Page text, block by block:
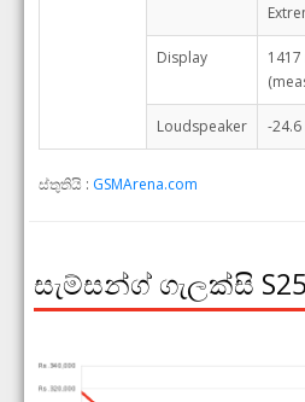
Display
Loudspeaker -24.6
ස්තුතියි : GSMArena.com
සැම්සන්ග් ගැලක්සි